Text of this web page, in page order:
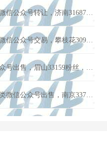
2014年注册订阅公众号，街拍类微信公众号转让，济南31687粉丝，女粉多，优质万粉账号交易出售
2018年注册订阅公众号，情感类微信公众号交易，攀枝花30987粉丝，女粉多，价格可小刀
2015年注册账号，教育类微信公众号出售，眉山33159粉丝，男粉多，滴滴客服咨询
2015年注册订阅公众账号，文学类微信公众号出售，南京33721粉丝，女粉多，欢迎咨询